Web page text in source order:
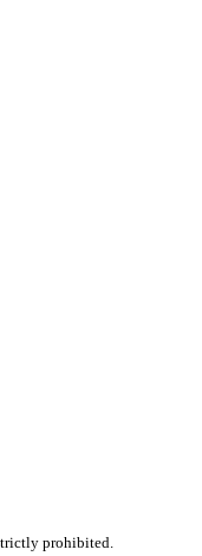
prohibited.